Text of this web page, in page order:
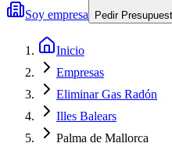
Soy empresa Pedir
Inicio
Empresas
Eliminar Gas Radón
Illes Balears
Palma de Mallorca